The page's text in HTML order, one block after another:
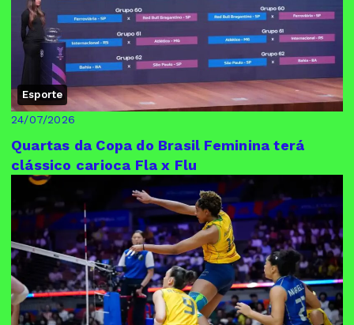
Esporte
24/07/2026
Quartas da Copa do Brasil Feminina terá
clássico carioca Fla x Flu